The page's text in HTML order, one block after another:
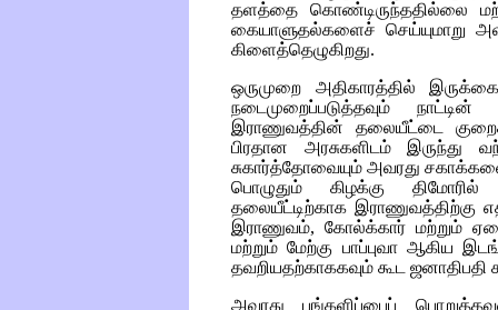
தளத்தை கொண்டிருந்ததில்லை
கையாளுதல்களைச் செய்யுமாறு அவர்
கிளைத்தெழுகிறது.
ஒருமுறை அதிகாரத்தில்
நடைமுறைப்படுத்தவும்
இராணுவத்தின் தலையீட்டை
பிரதான அரசுகளிடம் இருந்து
சுகார்த்தோவையும் அவரது
பொழுதும் கிழக்கு
தலையீட்டிற்காக இராணுவத்திற்கு
இராணுவம், கோல்க்கார் மற்றும்
மற்றும் மேற்கு பாப்புவா ஆகிய
தவறியதற்காககவும் கூட ஜனாதிபதி
அவரது பங்களிப்பைப்